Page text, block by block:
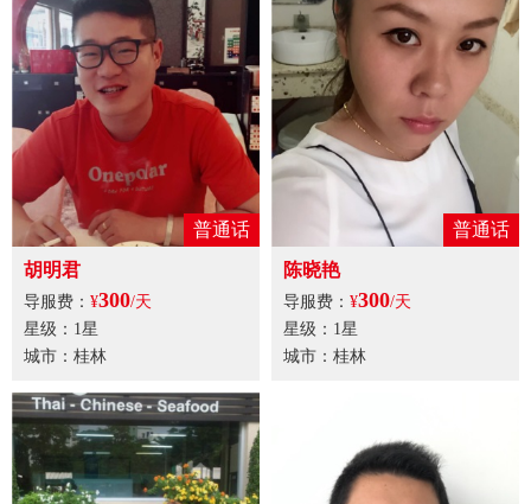
普通话
胡明君
导服费： ¥300/天
星级：1星
城市：桂林
普通话
陈晓艳
导服费： ¥300/天
星级：1星
城市：桂林